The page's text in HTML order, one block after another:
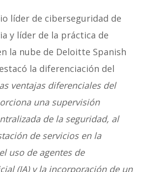
líder de ciberseguridad de
y líder de la práctica de
la nube de Deloitte Spanish
la diferenciación del
ventajas diferenciales del
una supervisión
de la seguridad, al
de servicios en la
uso de agentes de
(IA) y la incorporación de un